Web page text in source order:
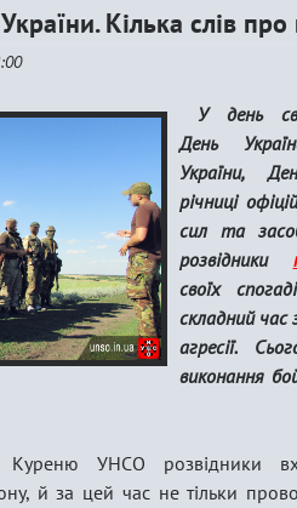
Кілька слів
У день
День
України,
річниці
сил та
розвідники
своїх
складний час
агресії.
виконання
УНСО розвідники
й за цей час не тільки